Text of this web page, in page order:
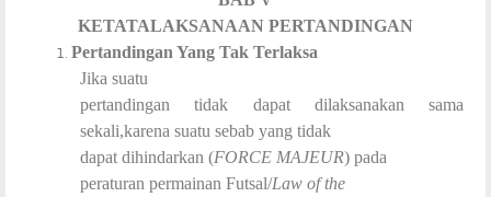
KETATALAKSANAAN PERTANDINGAN
Pertandingan Yang Tak Terlaksa
Jika suatu
pertandingan tidak dapat dilaksanakan sama
sekali,karena suatu sebab yang tidak
dapat dihindarkan (FORCE MAJEUR) pada
peraturan permainan Futsal/Law of the